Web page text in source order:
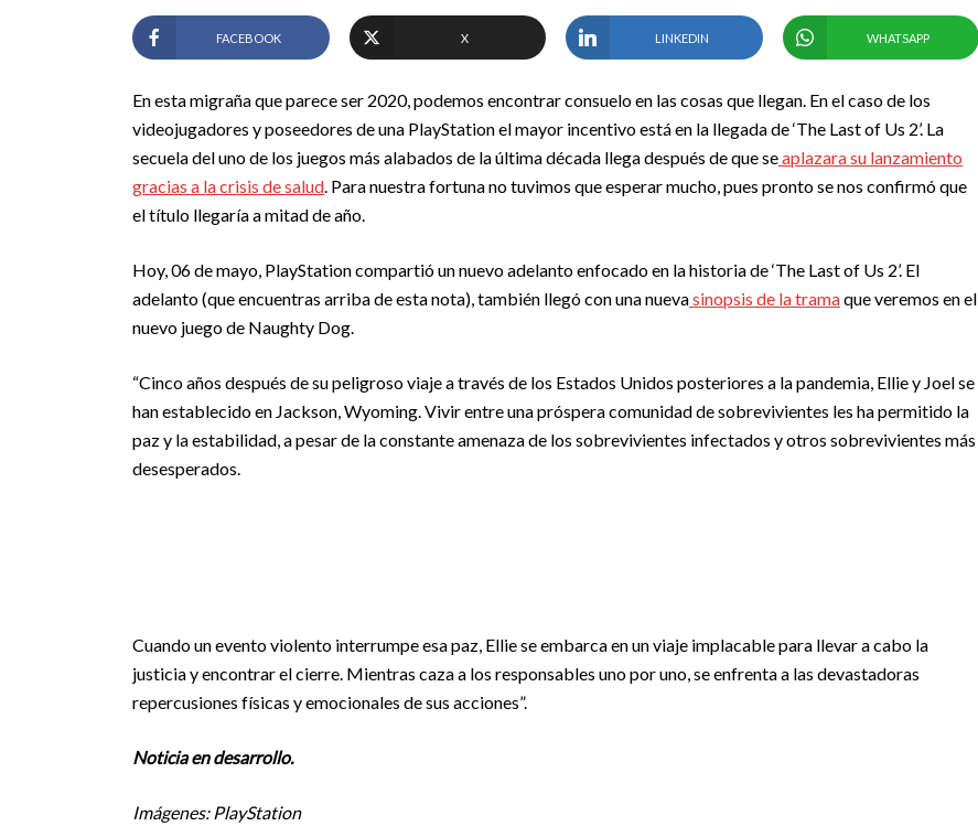
FACEBOOK X LINKEDIN WHATSAPP
En esta migraña que parece ser 2020, podemos encontrar consuelo en las cosas que llegan. En el caso de los
videojugadores y poseedores de una PlayStation el mayor incentivo está en la llegada de ‘The Last of Us 2’. La
secuela del uno de los juegos más alabados de la última década llega después de que seaplazara su lanzamiento
gracias a la crisis de salud. Para nuestra fortuna no tuvimos que esperar mucho, pues pronto se nos confirmó que
el título llegaría a mitad de año.
Hoy, 06 de mayo, PlayStation compartió un nuevo adelanto enfocado en la historia de ‘The Last of Us 2’. El
adelanto (que encuentras arriba de esta nota), también llegó con una nuevasinopsis de la tramaque veremos en el
nuevo juego de Naughty Dog.
“Cinco años después de su peligroso viaje a través de los Estados Unidos posteriores a la pandemia, Ellie y Joel se
han establecido en Jackson, Wyoming. Vivir entre una próspera comunidad de sobrevivientes les ha permitido la
paz y la estabilidad, a pesar de la constante amenaza de los sobrevivientes infectados y otros sobrevivientes más
desesperados.
Cuando un evento violento interrumpe esa paz, Ellie se embarca en un viaje implacable para llevar a cabo la
justicia y encontrar el cierre. Mientras caza a los responsables uno por uno, se enfrenta a las devastadoras
repercusiones físicas y emocionales de sus acciones”.
Noticia en desarrollo.
Imágenes: PlayStation